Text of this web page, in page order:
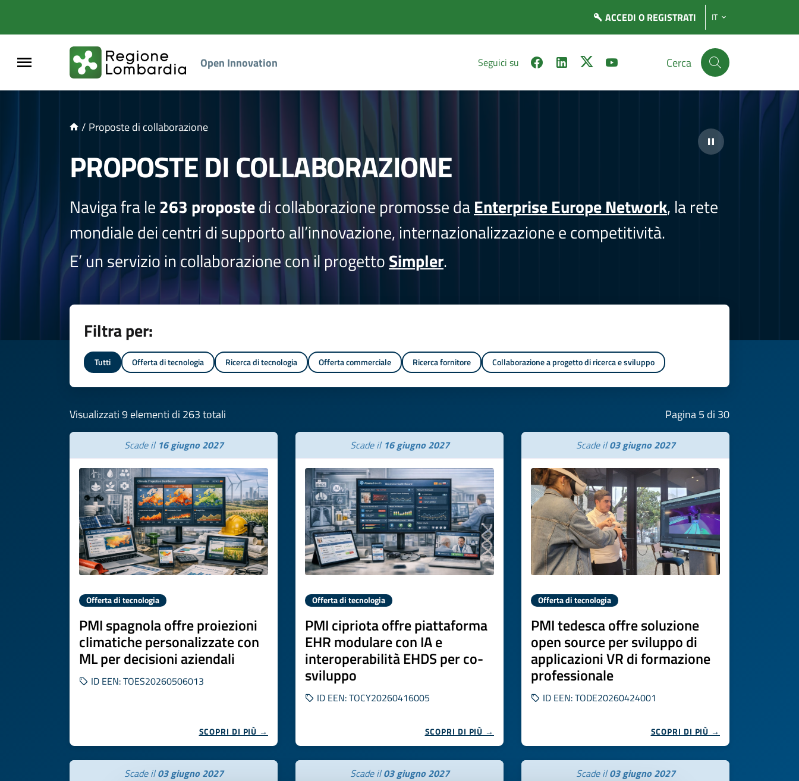
ACCEDI O REGISTRATI IT
Open Innovation Seguici su Cerca
/ Proposte di collaborazione
PROPOSTE DI COLLABORAZIONE
Naviga fra le263 propostedi collaborazione promosse daEnterprise Europe Network, la rete
mondiale dei centri di supporto all’innovazione, internazionalizzazione e competitività.
E’ un servizio in collaborazione con il progettoSimpler.
Filtra per:
Tutti Offerta di tecnologia Ricerca di tecnologia Offerta commerciale Ricerca fornitore Collaborazione a progetto di ricerca e sviluppo
Visualizzati 9 elementi di 263 totali Pagina 5 di 30
Scade il 16 giugno 2027
Offerta di tecnologia
PMI spagnola offre proiezioni
climatiche personalizzate con
ML per decisioni aziendali
ID EEN: TOES20260506013
SCOPRI DI PIÙ →
Scade il 16 giugno 2027
Offerta di tecnologia
PMI cipriota offre piattaforma
EHR modulare con IA e
interoperabilità EHDS per co-
sviluppo
ID EEN: TOCY20260416005
SCOPRI DI PIÙ →
Scade il03 giugno 2027
Offerta di tecnologia
PMI tedesca offre soluzione
open source per sviluppo di
applicazioni VR di formazione
professionale
ID EEN: TODE20260424001
SCOPRI DI PIÙ →
Scade il03 giugno 2027 Scade il03 giugno 2027 Scade il03 giugno 2027